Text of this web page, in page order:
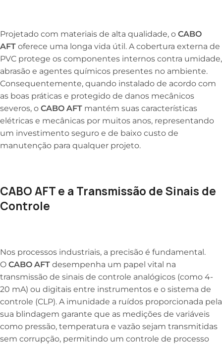
Projetado com materiais de alta qualidade, o CABO
AFT oferece uma longa vida útil. A cobertura externa de
PVC protege os componentes internos contra umidade,
abrasão e agentes químicos presentes no ambiente.
Consequentemente, quando instalado de acordo com
as boas práticas e protegido de danos mecânicos
severos, o CABO AFT mantém suas características
elétricas e mecânicas por muitos anos, representando
um investimento seguro e de baixo custo de
manutenção para qualquer projeto.
CABO AFT e a Transmissão de Sinais de
Controle
Nos processos industriais, a precisão é fundamental.
O CABO AFT desempenha um papel vital na
transmissão de sinais de controle analógicos (como 4-
20 mA) ou digitais entre instrumentos e o sistema de
controle (CLP). A imunidade a ruídos proporcionada pela
sua blindagem garante que as medições de variáveis
como pressão, temperatura e vazão sejam transmitidas
sem corrupção, permitindo um controle de processo